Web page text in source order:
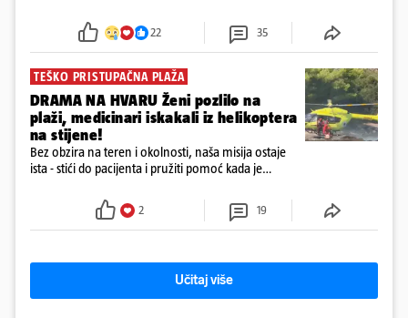
tamošnji liječnici ne vjeruju u oporavak: 'Imamo
22 35
TEŠKO PRISTUPAČNA PLAŽA
DRAMA NA HVARU Ženi pozlilo na
plaži, medicinari iskakali iz helikoptera
na stijene!
Bez obzira na teren i okolnosti, naša misija ostaje
ista - stići do pacijenta i pružiti pomoć kada je
2 19
Učitaj više